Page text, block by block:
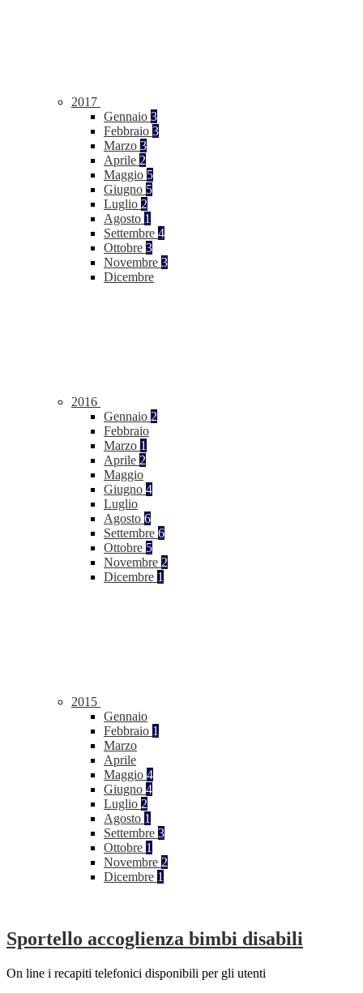
2017
Gennaio 3
Febbraio 3
Marzo 3
Aprile 2
Maggio 5
Giugno 5
Luglio 2
Agosto 1
Settembre 4
Ottobre 3
Novembre 3
Dicembre
2016
Gennaio 2
Febbraio
Marzo 1
Aprile 2
Maggio
Giugno 4
Luglio
Agosto 6
Settembre 6
Ottobre 5
Novembre 2
Dicembre 1
2015
Gennaio
Febbraio 1
Marzo
Aprile
Maggio 4
Giugno 4
Luglio 2
Agosto 1
Settembre 3
Ottobre 1
Novembre 2
Dicembre 1
Sportello accoglienza bimbi disabili
On line i recapiti telefonici disponibili per gli utenti